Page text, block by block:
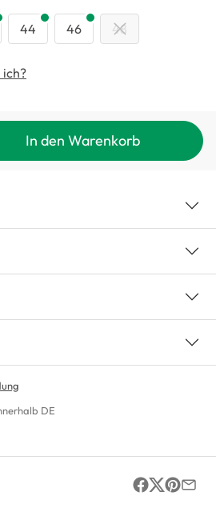
44 46 48
ich?
In den Warenkorb
DE